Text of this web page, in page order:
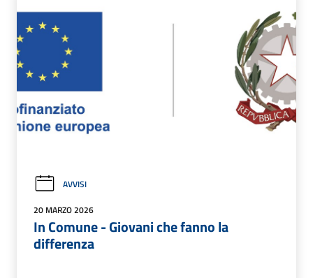
AVVISI
20 MARZO 2026
In Comune - Giovani che fanno la
differenza